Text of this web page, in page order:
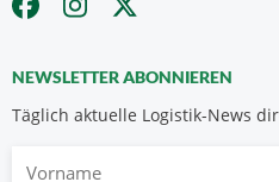
NEWSLETTER ABONNIEREN
Täglich aktuelle Logistik-News